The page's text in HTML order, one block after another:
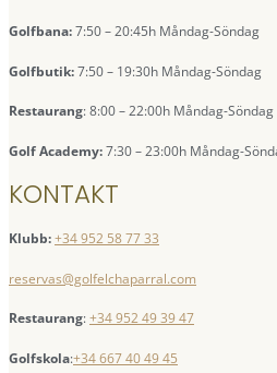
Golfbana:7:50 – 20:45h Måndag-Söndag
Golfbutik:7:50 – 19:30h Måndag-Söndag
Restaurang: 8:00 – 22:00h Måndag-Söndag
Golf Academy:7:30 – 23:00h Måndag-
KONTAKT
Klubb:+34 952 58 77 33
reservas@golfelchaparral.com
Restaurang:+34 952 49 39 47
Golfskola:+34 667 40 49 45